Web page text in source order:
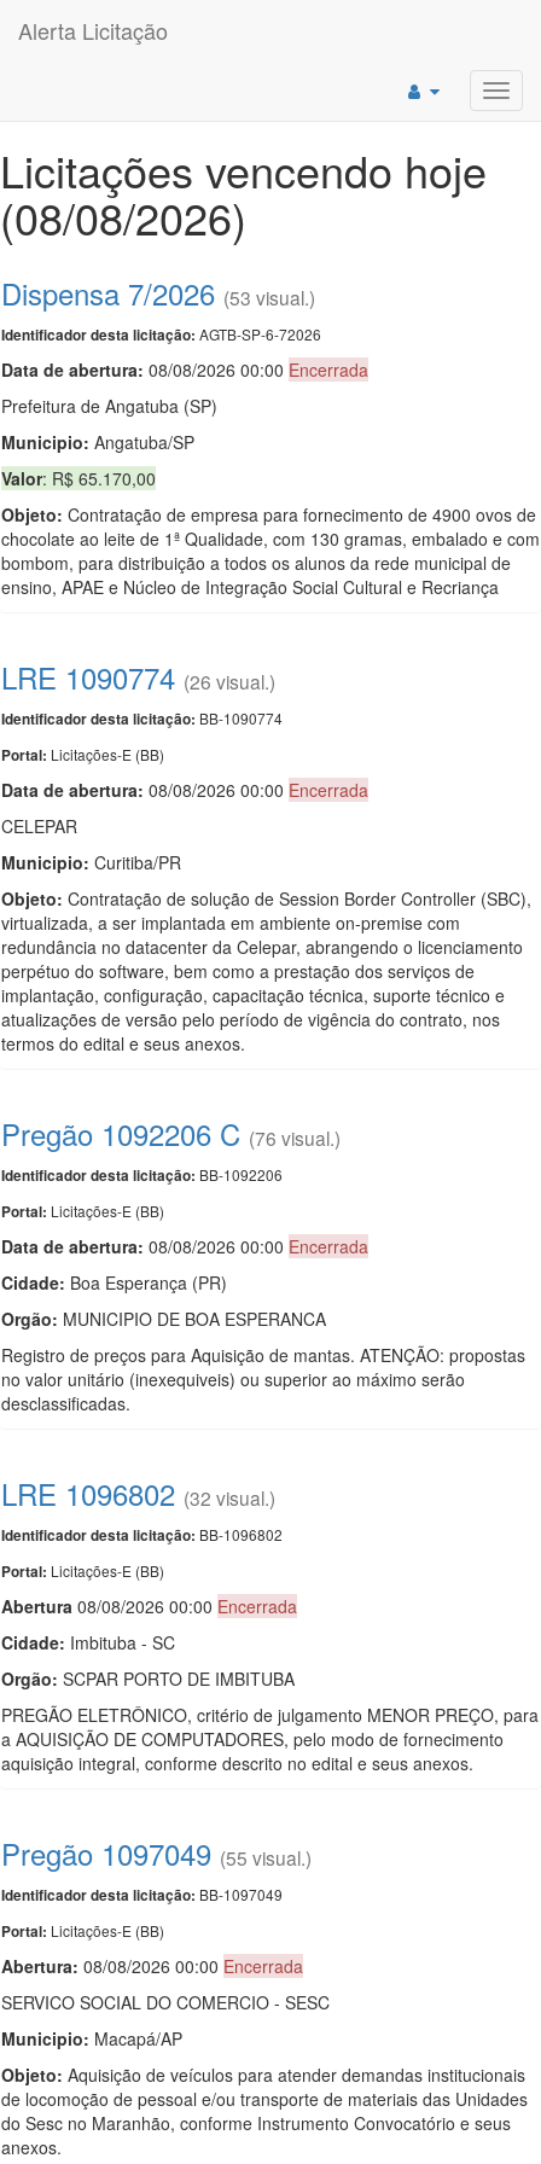
Alerta Licitação
Licitações vencendo hoje
(08/08/2026)
Dispensa 7/2026 (53 visual.)
Identificador desta licitação: AGTB-SP-6-72026
Data de abertura: 08/08/2026 00:00 Encerrada
Prefeitura de Angatuba (SP)
Municipio: Angatuba/SP
Valor: R$ 65.170,00
Objeto: Contratação de empresa para fornecimento de 4900 ovos de
chocolate ao leite de 1ª Qualidade, com 130 gramas, embalado e com
bombom, para distribuição a todos os alunos da rede municipal de
ensino, APAE e Núcleo de Integração Social Cultural e Recriança
LRE 1090774 (26 visual.)
Identificador desta licitação: BB-1090774
Portal: Licitações-E (BB)
Data de abertura: 08/08/2026 00:00 Encerrada
CELEPAR
Municipio: Curitiba/PR
Objeto: Contratação de solução de Session Border Controller (SBC),
virtualizada, a ser implantada em ambiente on-premise com
redundância no datacenter da Celepar, abrangendo o licenciamento
perpétuo do software, bem como a prestação dos serviços de
implantação, configuração, capacitação técnica, suporte técnico e
atualizações de versão pelo período de vigência do contrato, nos
termos do edital e seus anexos.
Pregão 1092206 C (76 visual.)
Identificador desta licitação: BB-1092206
Portal: Licitações-E (BB)
Data de abertura: 08/08/2026 00:00 Encerrada
Cidade: Boa Esperança (PR)
Orgão: MUNICIPIO DE BOA ESPERANCA
Registro de preços para Aquisição de mantas. ATENÇÃO: propostas
no valor unitário (inexequiveis) ou superior ao máximo serão
desclassificadas.
LRE 1096802 (32 visual.)
Identificador desta licitação: BB-1096802
Portal: Licitações-E (BB)
Abertura 08/08/2026 00:00 Encerrada
Cidade: Imbituba - SC
Orgão: SCPAR PORTO DE IMBITUBA
PREGÃO ELETRÔNICO, critério de julgamento MENOR PREÇO, para
a AQUISIÇÃO DE COMPUTADORES, pelo modo de fornecimento
aquisição integral, conforme descrito no edital e seus anexos.
Pregão 1097049 (55 visual.)
Identificador desta licitação: BB-1097049
Portal: Licitações-E (BB)
Abertura: 08/08/2026 00:00 Encerrada
SERVICO SOCIAL DO COMERCIO - SESC
Municipio: Macapá/AP
Objeto: Aquisição de veículos para atender demandas institucionais
de locomoção de pessoal e/ou transporte de materiais das Unidades
do Sesc no Maranhão, conforme Instrumento Convocatório e seus
anexos.